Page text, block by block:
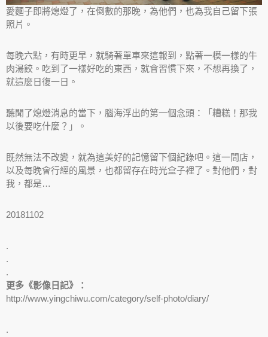
愛麵子即將熄燈了，在倒數的那晚，為他們，也為我自己留下張
照片。
每晚六點，有時更早，就騎著單車來這報到，點著一模一樣的牛
肉湯餃。吃到了一樣好吃的東西，就會習慣下來，不想再換了，
就這麼日復一日。
聽聞了熄燈消息的當下，腦海浮出的第一個念頭：「糟糕！那我
以後要吃什麼？」。
既然無法不改變，就為這美好的記憶留下個紀錄吧。這一間店，
以及每晚會行經的風景，也都留存在時光盒子裡了。對他們，對
我，都是…
20181102
.
.
.
更多《影像日記》：
http://www.yingchiwu.com/category/self-photo/diary/
.